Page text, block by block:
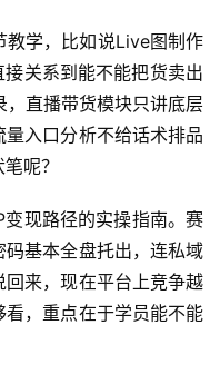
教学，比如说Live图制作
关系到能不能把货卖出
直播带货模块只讲底层
入口分析不给话术排品
呢？
现路径的实操指南。赛
基本全盘托出，连私域
来，现在平台上竞争越
，重点在于学员能不能